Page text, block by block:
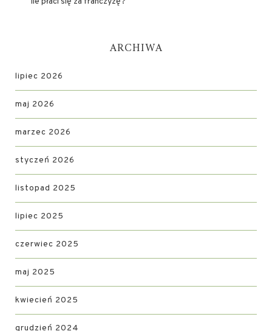
ARCHIWA
lipiec 2026
maj 2026
marzec 2026
styczeń 2026
listopad 2025
lipiec 2025
czerwiec 2025
maj 2025
kwiecień 2025
grudzień 2024